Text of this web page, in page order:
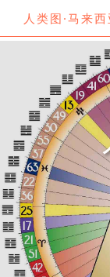
人类图·马来西